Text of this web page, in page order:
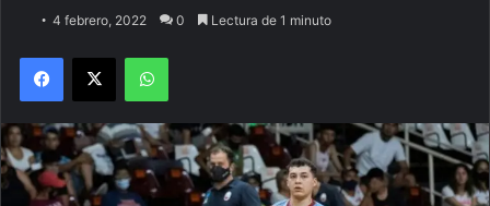
4 febrero, 2022 0 Lectura de 1 minuto
Facebook
X WhatsApp